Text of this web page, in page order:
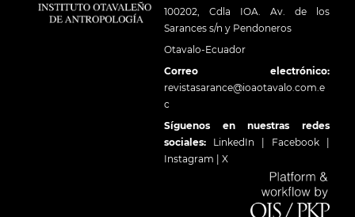
100202, Cdla IOA. Av. de los
Sarances s/n y Pendoneros
Otavalo-Ecuador
Correo electrónico:
revistasarance@ioaotavalo.com.e
c
Síguenos en nuestras redes
sociales: LinkedIn Facebook
Instagram
X